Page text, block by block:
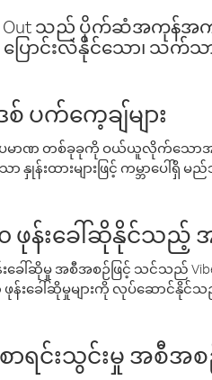
Out သည် ပိုက်ဆံအကုန်အကျ
ပြောင်းလဲနိုင်သော၊ သက်သ
ပက်ကေ့ချ်များ
မာဏ တစ်ခုခုကို ဝယ်ယူလိုက်သောအခ
နှုန်းထားများဖြင့် ကမ္ဘာပေါ်ရှိ
ဖုန်းခေါ်ဆိုနိုင်သည့်
းခေါ်ဆိုမှု အစီအစဉ်ဖြင့် သင်သည်
န်းခေါ်ဆိုမှုများကို လုပ်ဆောင်နိုင်
ရင်းသွင်းမှု အစီအစဉ်